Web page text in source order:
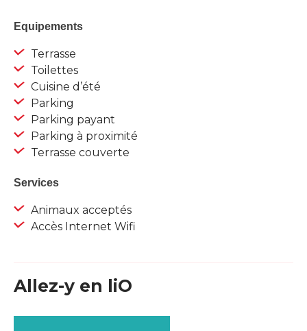
Equipements
Terrasse
Toilettes
Cuisine d’été
Parking
Parking payant
Parking à proximité
Terrasse couverte
Services
Animaux acceptés
Accès Internet Wifi
Allez-y en liO